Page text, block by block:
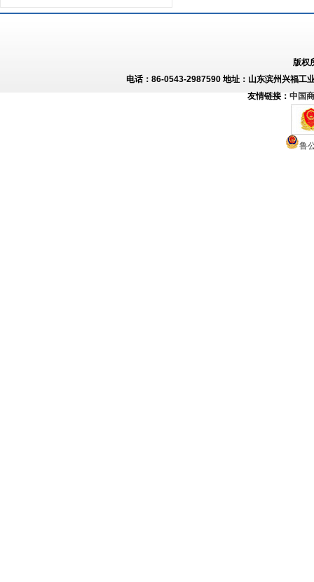
版权
电话：86-0543-2987590 地址：山东滨州兴福工
友情链接： 中国
鲁